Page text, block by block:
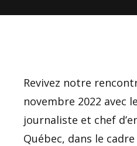
Revivez notre
novembre 2022 avec
journaliste et chef
Québec, dans le cadre